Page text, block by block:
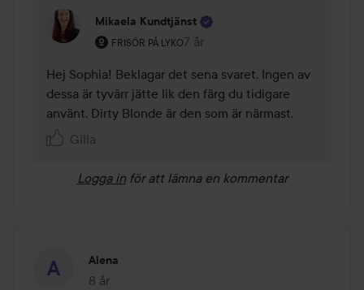
Mikaela Kundtjänst
FRISÖR PÅ LYKO
Användarens roll: Frisör på Lyko.
7 år
Kommentaren lades 7 år
Hej Sophia! Beklagar det sena svaret. Ingen av
dessa är tyvärr jätte lik den färg du tidigare
använt. Dirty Blonde är den som är närmast.
Gilla
Logga in för att lämna en kommentar
Alena
8 år
Inlägget skapades 8 år